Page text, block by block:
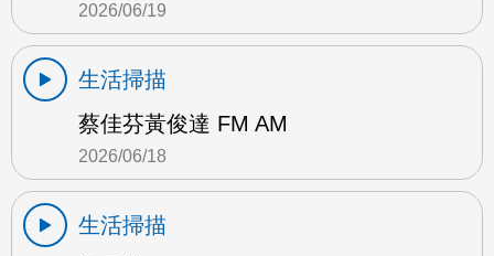
2026/06/19
生活掃描
蔡佳芬黃俊達 FM AM
2026/06/18
生活掃描